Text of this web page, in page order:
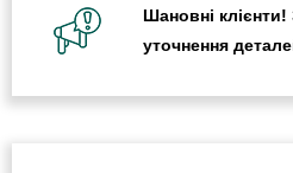
Шановні
уточнення